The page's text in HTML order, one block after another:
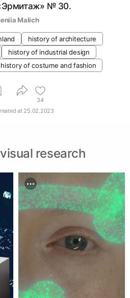
№ 30.
Malich
history of architecture
history of industrial design
history of costume and fashion
34
at 25.02.2023
visual research